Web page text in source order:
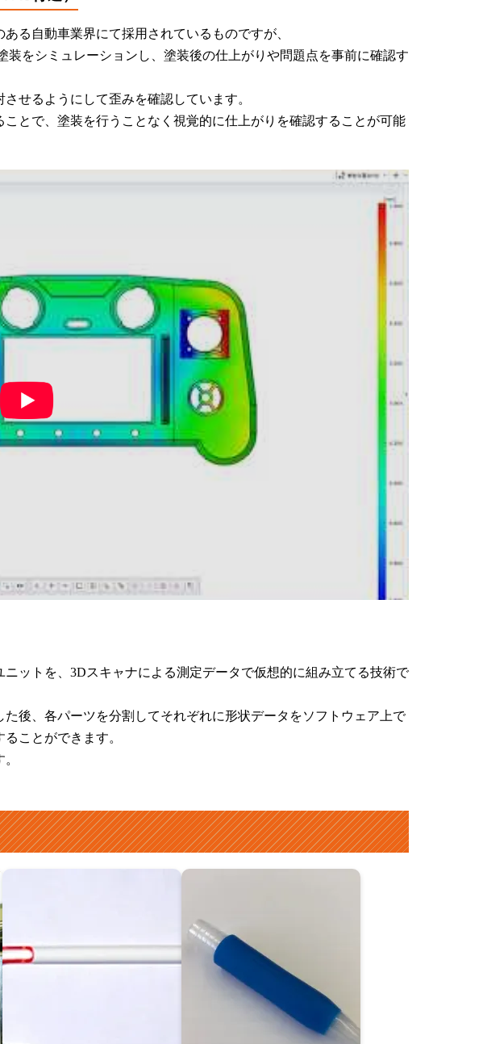
る自動車業界にて採用されているものですが、
をシミュレーションし、塗装後の仕上がりや問題点を事前に確認す
せるようにして歪みを確認しています。
とで、塗装を行うことなく視覚的に仕上がりを確認することが可能
ットを、3Dスキャナによる測定データで仮想的に組み立てる技術で
後、各パーツを分割してそれぞれに形状データをソフトウェア上で
ことができます。